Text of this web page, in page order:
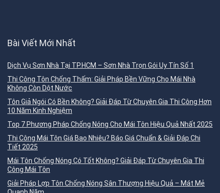
Bài Viết Mới Nhất
Dịch Vụ Sơn Nhà Tại TP.HCM – Sơn Nhà Trọn Gói Uy Tín Số 1
Thi Công Tôn Chống Thấm: Giải Pháp Bền Vững Cho Mái Nhà
Không Còn Dột Nước
Tôn Giả Ngói Có Bền Không? Giải Đáp Từ Chuyên Gia Thi Công Hơn
10 Năm Kinh Nghiệm
Top 7 Phương Pháp Chống Nóng Cho Mái Tôn Hiệu Quả Nhất 2025
Thi Công Mái Tôn Giá Bao Nhiêu? Báo Giá Chuẩn & Giải Đáp Chi
Tiết 2025
Mái Tôn Chống Nóng Có Tốt Không? Giải Đáp Từ Chuyên Gia Thi
Công Mái Tôn
Giải Pháp Lợp Tôn Chống Nóng Sân Thượng Hiệu Quả – Mát Mẻ